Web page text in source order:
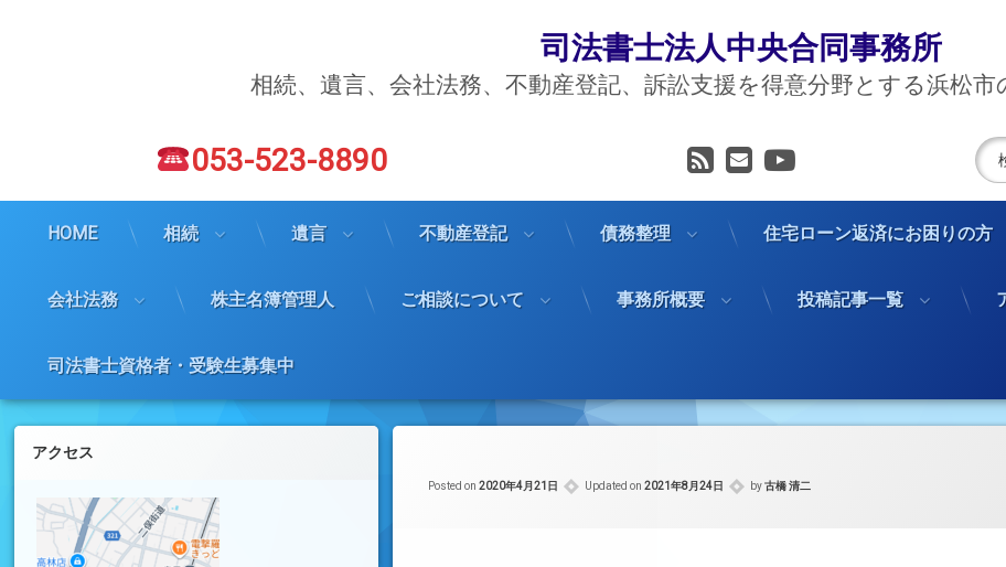
司法書士法人中央合同事務所
相続、遺言、会社法務、不動産登記、訴訟支援を得意分野とする浜松市
電話番号:
053-523-8890 RSSメールアドレス
YouTube
HOME 相続 遺言 不動産登記 債務整理 住宅ローン返済にお困りの方
会社法務 株主名簿管理人 ご相談について 事務所概要 投稿記事一覧
司法書士資格者・受験生募集中
Posted on 2020年4月21日 Updated on 2021年8月24日 by古橋 清二
左サイドバー
アクセス